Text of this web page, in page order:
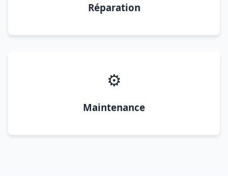
Réparation
⚙️
Maintenance